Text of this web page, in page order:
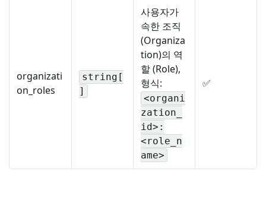
organizati
on_roles
string[
]
사용자가
속한 조직
(Organiza
tion)의 역
할 (Role),
형식:
<organi
zation_
id>:
<role_n
ame>
✅